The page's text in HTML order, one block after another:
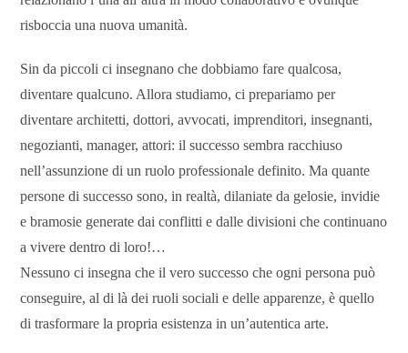
risboccia una nuova umanità.
Sin da piccoli ci insegnano che dobbiamo fare qualcosa,
diventare qualcuno. Allora studiamo, ci prepariamo per
diventare architetti, dottori, avvocati, imprenditori, insegnanti,
negozianti, manager, attori: il successo sembra racchiuso
nell’assunzione di un ruolo professionale definito. Ma quante
persone di successo sono, in realtà, dilaniate da gelosie, invidie
e bramosie generate dai conflitti e dalle divisioni che continuano
a vivere dentro di loro!…
Nessuno ci insegna che il vero successo che ogni persona può
conseguire, al di là dei ruoli sociali e delle apparenze, è quello
di trasformare la propria esistenza in un’autentica arte.